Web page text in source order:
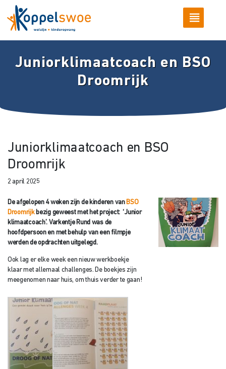
Juniorklimaatcoach en BSO
Droomrijk
Juniorklimaatcoach en BSO
Droomrijk
2 april 2025
De afgelopen 4 weken zijn de kinderen van BSO
Droomrijkbezig geweest met het project: ‘Junior
klimaatcoach’. Varkentje Rund was de
hoofdpersoon en met behulp van een filmpje
werden de opdrachten uitgelegd.
Ook lag er elke week een nieuw werkboekje
klaar met allemaal challenges. De boekjes zijn
meegenomen naar huis, om thuis verder te gaan!